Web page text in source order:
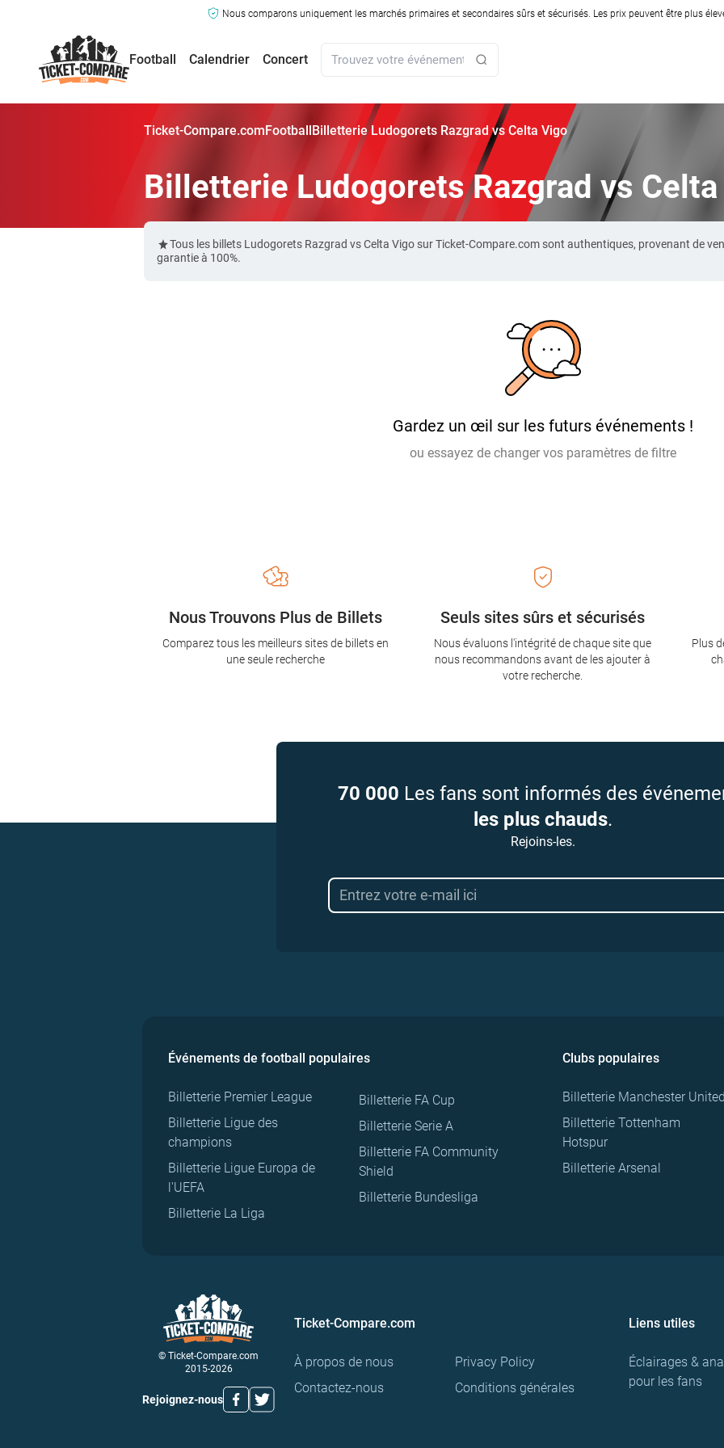
Nous comparons uniquement les marchés primaires et secondaires sûrs et sécurisés. Les prix peuvent être plus
Football Calendrier Concert
Ticket-Compare.comFootballBilletterie Ludogorets Razgrad vs Celta Vigo
Billetterie Ludogorets Razgrad vs
Tous les billets Ludogorets Razgrad vs Celta Vigo sur Ticket-Compare.com sont authentiques, provenant de
garantie à 100%.
Gardez un œil sur les futurs événements !
ou essayez de changer vos paramètres de filtre
Seuls sites sûrs et sécurisés
Nous évaluons l'intégrité de chaque site que
nous recommandons avant de les ajouter à
votre recherche.
Nous Trouvons Plus de Billets
Comparez tous les meilleurs sites de billets en
une seule recherche
Plus
70 000 Les fans sont informés des
les plus chauds.
Rejoins-les.
Événements de football populaires
Billetterie Premier League
Billetterie Ligue des
champions
Billetterie Ligue Europa de
l'UEFA
Billetterie La Liga
Billetterie FA Cup
Billetterie Serie A
Billetterie FA Community
Shield
Billetterie Bundesliga
Clubs populaires
Billetterie Manchester
Billetterie Tottenham
Hotspur
Billetterie Arsenal
© Ticket-Compare.com
2015-2026
Rejoignez-nous
Ticket-Compare.com
À propos de nous
Contactez-nous
Privacy Policy
Conditions générales
Liens utiles
Éclairages &
pour les fans